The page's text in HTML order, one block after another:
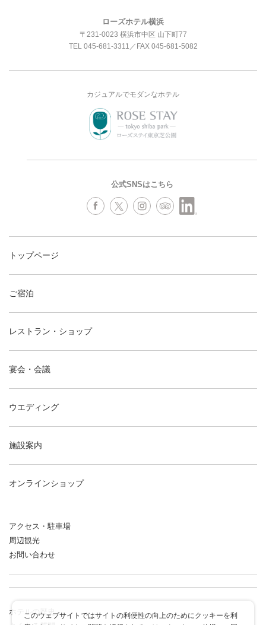
このウェブサイトではサイトの利便性の向上のためにクッキーを利
ローズホテル横浜
〒231-0023 横浜市中区 山下町77
TEL 045-681-3311 ／FAX 045-681-5082
カジュアルでモダンなホテル
公式SNSはこちら
トップページ
ご宿泊
レストラン・ショップ
宴会・会議
ウエディング
施設案内
オンラインショップ
アクセス・駐車場
周辺観光
お問い合わせ
ホテルの歴史